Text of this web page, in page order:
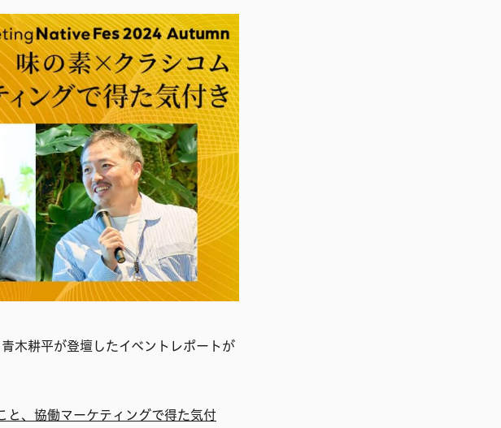
木耕平が登壇したイベントレポートが
、協働マーケティングで得た気付